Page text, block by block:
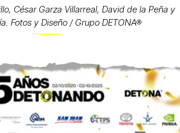
César Garza Villarreal, David de la Peña y
Fotos y Diseño / Grupo DETONA®